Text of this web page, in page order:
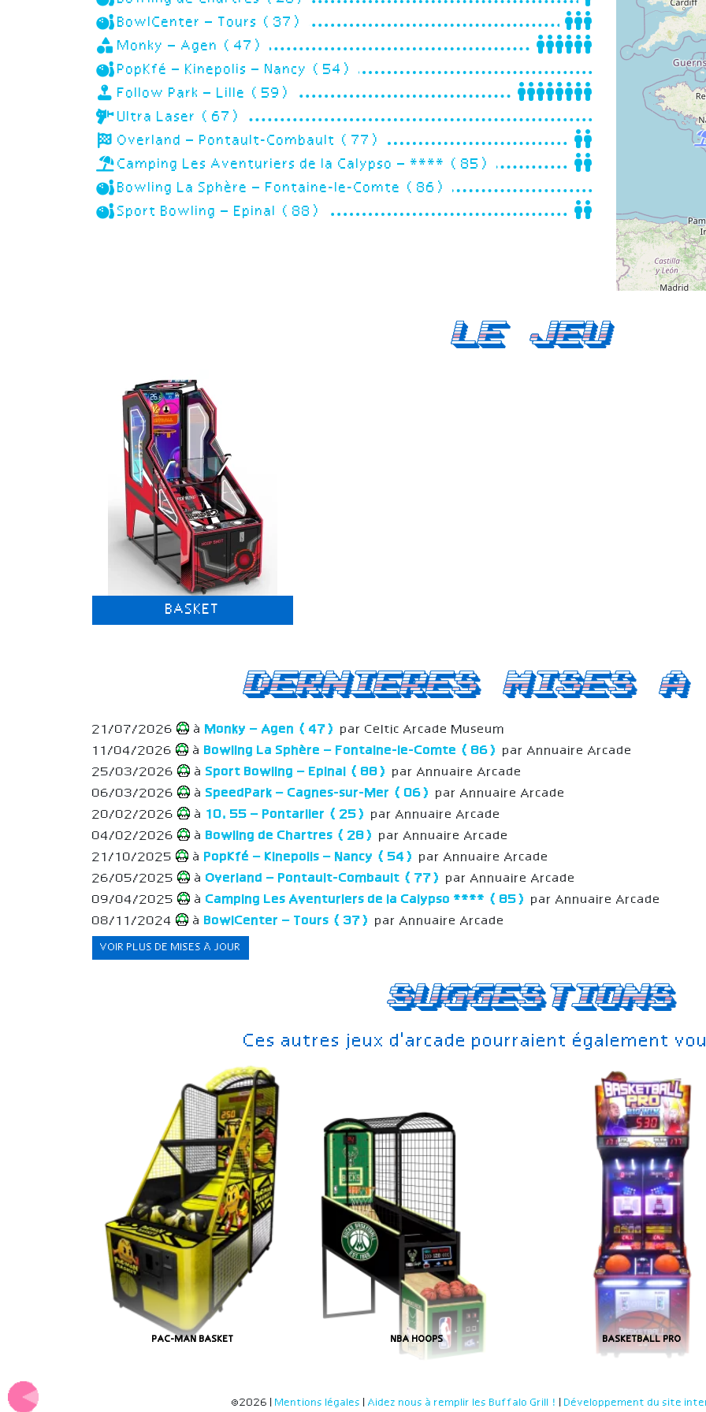
BowlCenter – Tours (37)
Monky – Agen (47)
PopKfé – Kinepolis – Nancy (54)
Follow Park – Lille (59)
Ultra Laser (67)
Overland – Pontault-Combault (77)
Camping Les Aventuriers de la Calypso – **** (85)
Bowling La Sphère – Fontaine-le-Comte (86)
Sport Bowling – Epinal (88)
Le Jeu
BASKET
Suggestions
Ces autres jeux d'arcade pourraient également
PAC-MAN BASKET NBA HOOPS BASKETBALL PRO
Dernieres mises
21/07/2026 à Monky – Agen (47) par Celtic Arcade Museum
11/04/2026
à Bowling La Sphère – Fontaine-le-Comte (86) par Annuaire Arcade
25/03/2026
à Sport Bowling – Epinal (88) par Annuaire Arcade
06/03/2026
à SpeedPark – Cagnes-sur-Mer (06) par Annuaire Arcade
20/02/2026
à 10.55 – Pontarlier (25) par Annuaire Arcade
04/02/2026
à Bowling de Chartres (28) par Annuaire Arcade
21/10/2025
à PopKfé – Kinepolis – Nancy (54) par Annuaire Arcade
26/05/2025
à Overland – Pontault-Combault (77) par Annuaire Arcade
09/04/2025
à Camping Les Aventuriers de la Calypso **** (85) par Annuaire Arcade
08/11/2024
à BowlCenter – Tours (37) par Annuaire Arcade
VOIR PLUS DE MISES À JOUR
©2026 | Mentions légales Aidez nous à remplir les Buffalo Grill ! Développement du site